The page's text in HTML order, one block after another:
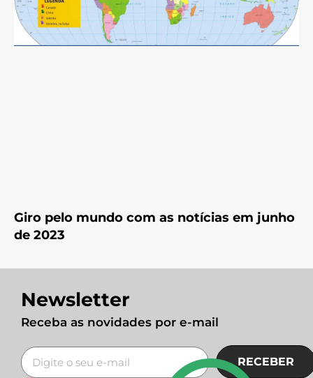
Giro pelo mundo com as notícias em junho
de 2023
Newsletter
Receba as novidades por e-mail
RECEBER